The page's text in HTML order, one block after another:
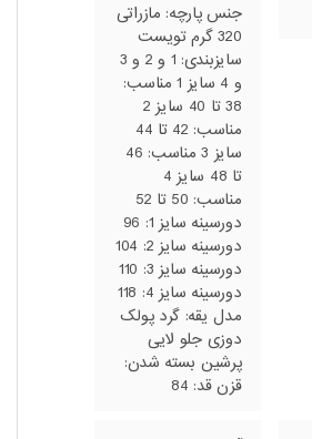
جنس پارچه: مازراتی
320 گرم تویست
سایزبندی: 1 و 2 و 3
و 4 سایز 1 مناسب:
38 تا 40 سایز 2
مناسب: 42 تا 44
سایز 3 مناسب: 46
تا 48 سایز 4
مناسب: 50 تا 52
دورسینه سایز 1: 96
دورسینه سایز 2: 104
دورسینه سایز 3: 110
دورسینه سایز 4: 118
مدل یقه: گرد پولک
دوزی جلو لایی
پرشین بسته شدن:
قزن قد: 84